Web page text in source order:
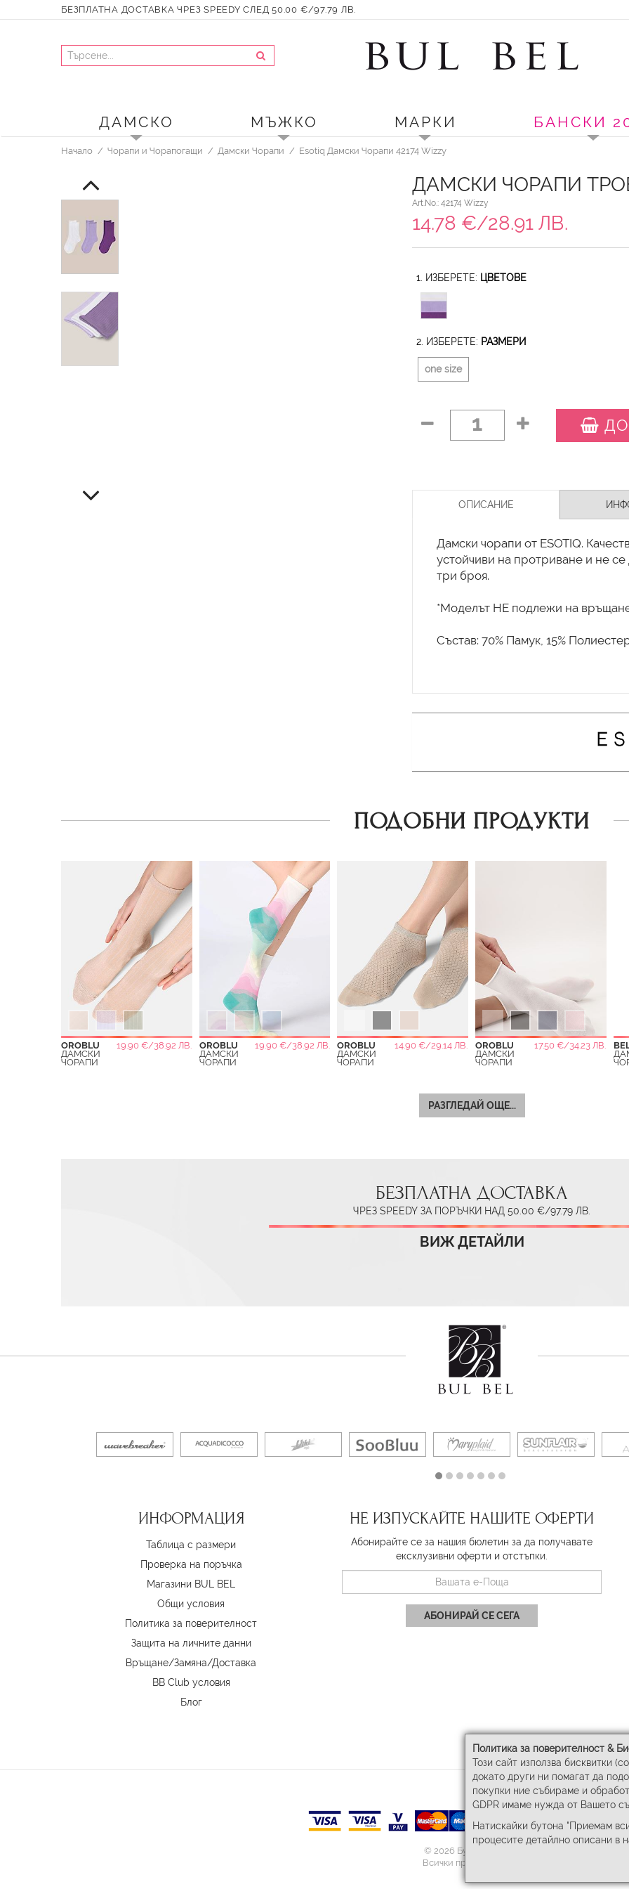
Политика за поверителност &
Този сайт използва бисквитки
докато други ни помагат да
покупки ние събираме и
GDPR имаме нужда от Вашето
Натискайки бутона "Приемам
процесите детайлно описани в
БЕЗПЛАТНА ДОСТАВКА ЧРЕЗ SPEEDY СЛЕД 50.00 €/97.79 ЛВ.
ДАМСКО МЪЖКО МАРКИ БАНСКИ
Начало Чорапи и Чорапогащи Дамски Чорапи Esotiq Дамски Чорапи 42174 Wizzy
ДАМСКИ ЧОРАПИ
Art.No.: 42174 Wizzy
14.78 €/28.91 ЛВ.
1. ИЗБЕРЕТЕ: ЦВЕТОВЕ
2. ИЗБЕРЕТЕ: РАЗМЕРИ
one size
1
ОПИСАНИЕ
Дамски чорапи от ESOTIQ.
устойчиви на протриване и не
три броя.
*Моделът НЕ подлежи на
ПОДОБНИ ПРОДУКТИ
OROBLU
19.90 €/38.92 ЛВ.
ДАМСКИ
ЧОРАПИ
OROBLU
19.90 €/38.92 ЛВ.
ДАМСКИ
ЧОРАПИ
OROBLU
14.90 €/29.14 ЛВ.
ДАМСКИ
ЧОРАПИ
OROBLU
17.50 €/34.23 ЛВ.
ДАМСКИ
ЧОРАПИ
РАЗГЛЕДАЙ ОЩЕ...
БЕЗПЛАТНА ДОСТАВКА
ЧРЕЗ SPEEDY ЗА ПОРЪЧКИ НАД 50.00 €/97.79 ЛВ.
ВИЖ ДЕТАЙЛИ
ИНФОРМАЦИЯ
Таблица с размери
Проверка на поръчка
Магазини BUL BEL
Oбщи условия
Политика за поверителност
Защита на личните данни
Връщане/Замяна/Доставка
BB Club условия
Блог
НЕ ИЗПУСКАЙТЕ НАШИТЕ ОФЕРТИ
Абонирайте се за нашия бюлетин за да получавате
ексклузивни оферти и отстъпки.
АБОНИРАЙ СЕ СЕГА
© 2026 Бул-Бел ЕООД
Всички права запазени